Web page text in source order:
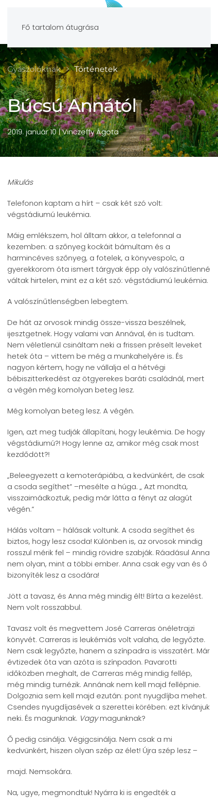
Fő tartalom átugrása
Gyászolóknak Történetek
Búcsú Annától
2019. január 10| Vinczeffy Ágota
Mikulás
Telefonon kaptam a hírt – csak két szó volt:
végstádiumú leukémia.
Máig emlékszem, hol álltam akkor, a telefonnal a
kezemben: a szőnyeg kockáit bámultam és a
harmincéves szőnyeg, a fotelek, a könyvespolc, a
gyerekkorom óta ismert tárgyak épp oly valószínűtlenné
váltak hirtelen, mint ez a két szó: végstádiumú leukémia.
A valószínűtlenségben lebegtem.
De hát az orvosok mindig össze-vissza beszélnek,
ijesztgetnek. Hogy valami van Annával, én is tudtam.
Nem véletlenül csináltam neki a frissen préselt leveket
hetek óta – vittem be még a munkahelyére is. És
nagyon kértem, hogy ne vállalja el a hétvégi
bébiszitterkedést az ötgyerekes baráti családnál, mert
a végén még komolyan beteg lesz.
Még komolyan beteg lesz. A végén.
Igen, azt meg tudják állapítani, hogy leukémia. De hogy
végstádiumú?! Hogy lenne az, amikor még csak most
kezdődött?!
„Beleegyezett a kemoterápiába, a kedvünkért, de csak
a csoda segíthet” –mesélte a húga. „ Azt mondta,
visszaimádkoztuk, pedig már látta a fényt az alagút
végén.”
Hálás voltam – hálásak voltunk. A csoda segíthet és
biztos, hogy lesz csoda! Különben is, az orvosok mindig
rosszul mérik fel – mindig rövidre szabják. Ráadásul Anna
nem olyan, mint a többi ember. Anna csak egy van és ő
bizonyíték lesz a csodára!
Jött a tavasz, és Anna még mindig élt! Bírta a kezelést.
Nem volt rosszabbul.
Tavasz volt és megvettem José Carreras önéletrajzi
könyvét. Carreras is leukémiás volt valaha, de legyőzte.
Nem csak legyőzte, hanem a színpadra is visszatért. Már
évtizedek óta van azóta is színpadon. Pavarotti
időközben meghalt, de Carreras még mindig fellép,
még mindig turnézik. Annának nem kell majd fellépnie.
Dolgoznia sem kell majd ezután: pont nyugdíjba mehet.
Csendes nyugdíjasévek a szerettei körében: ezt kívánjuk
neki. És magunknak. Vagymagunknak?
Ő pedig csinálja. Végigcsinálja. Nem csak a mi
kedvünkért, hiszen olyan szép az élet! Újra szép lesz –
majd. Nemsokára.
Na, ugye, megmondtuk! Nyárra ki is engedték a